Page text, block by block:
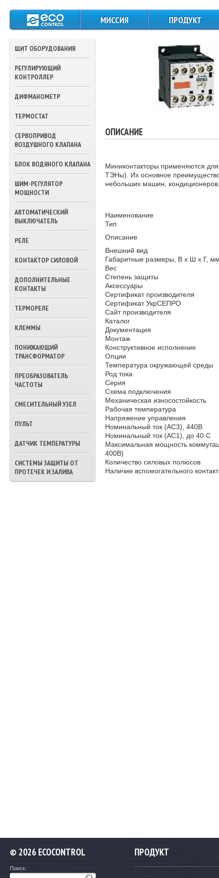
МИССИЯ ПРОДУКТ
ПИТАНИЯ И
УПРАВЛЕНИЯ
КОНТРОЛЛЕРЫ
ДАТЧИКИ
ТЕМПЕРАТУРЫ
ТЕРМОСТАТЫ
ЗАСЛОНОК
ПРИВОДА
ЩИТ ОБОРУДОВАНИЯ
РЕГУЛИРУЮЩИЙ
КОНТРОЛЛЕР
ДИФМАНОМЕТР
ТЕРМОСТАТ
СЕРВОПРИВОД
ВОЗДУШНОГО КЛАПАНА
БЛОК ВОДЯНОГО КЛАПАНА
ШИМ-РЕГУЛЯТОР
МОЩНОСТИ
АВТОМАТИЧЕСКИЙ
ВЫКЛЮЧАТЕЛЬ
РЕЛЕ
КОНТАКТОР СИЛОВОЙ
ДОПОЛНИТЕЛЬНЫЕ
КОНТАКТЫ
ТЕРМОРЕЛЕ
КЛЕММЫ
ПОНИЖАЮЩИЙ
ТРАНСФОРМАТОР
ПРЕОБРАЗОВАТЕЛЬ
ЧАСТОТЫ
СМЕСИТЕЛЬНЫЙ УЗЕЛ
ПУЛЬТ
ДАТЧИК ТЕМПЕРАТУРЫ
СИСТЕМЫ ЗАЩИТЫ ОТ
ПРОТЕЧЕК И ЗАЛИВА
ОПИСАНИЕ
Миниконтакторы применяются
ТЭНы). Их основное
небольших машин,
Наименование
Тип
Описание
Внешний вид
Габаритные размеры, В х Ш х Г,
Вес
Степень защиты
Аксессуары
Сертификат производителя
Сертификат УкрСЕПРО
Сайт производителя
Каталог
Документация
Монтаж
Конструктивное исполнение
Опции
Температура окружающей среды
Род тока
Серия
Схема подключения
Механическая износостойкость
Рабочая температура
Напряжение управления
Номинальный ток (АС3), 440В
Номинальный ток (АС1), до 40 С
Максимальная мощность
400В)
Количество силовых полюсов
Наличие вспомогательного
© 2026 ECOCONTROL
Поиск:
ПРОДУКТ